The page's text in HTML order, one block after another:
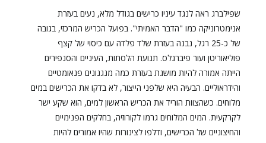
שפילברג ראה לנגד עיניו כרישים בגודל מלא, נעים בעזרת
אנימטרוניקה כמו "הדבר האמיתי". בפועל הכריש המרכזי, בגובה
של כ-25 רגל, נבנה בעזרת שלד פלדה עם כיסוי של קצף
פוליאוריטן ועור פיברגלס. תנועת הלסתות, העיניים והסנפירים
הייתה אמורה להיות מושגת בעזרת כמה מנגנונים פנאומטיים
והידראוליים. הבעיה היא שלפני הייצור, לא בדקו את הכרישים במים
מלוחים. כשהצוות הוריד את הכריש הראשון למים, הוא שקע ישר
לקרקעית. המים המלוחים גרמו לקורוזיה, בחלקים הפנימיים
והחיצוניים של הכרישים, ודלפו לצינורות שהיו אמורים להיות